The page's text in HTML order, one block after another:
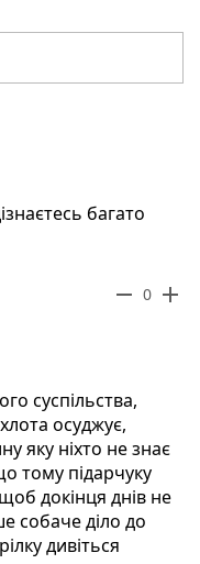
багато
remove 0 add
суспільства,
осуджує,
яку ніхто не знає
тому підарчуку
докінця днів не
собаче діло до
дивіться